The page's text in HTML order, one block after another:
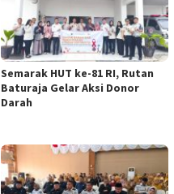
Semarak HUT ke-81 RI, Rutan
Baturaja Gelar Aksi Donor
Darah